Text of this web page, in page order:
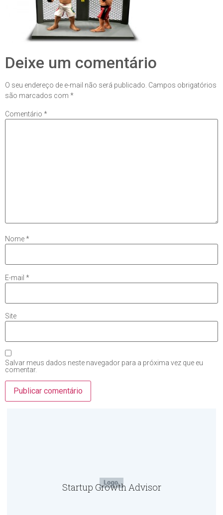
Deixe um comentário
O seu endereço de e-mail não será publicado. Campos obrigatórios
são marcados com *
Comentário *
Nome*
E-mail *
Site
Salvar meus dados neste navegador para a próxima vez que eu
comentar.
Startup Growth Advisor